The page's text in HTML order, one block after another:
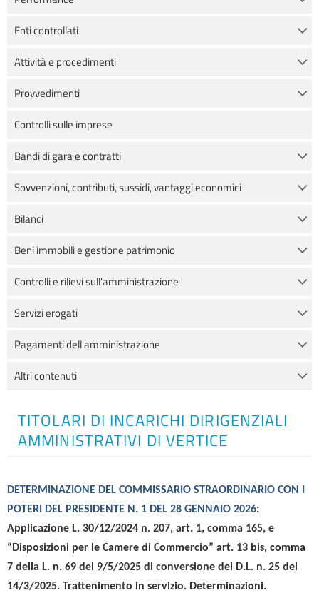
Enti controllati
Attività e procedimenti
Provvedimenti
Controlli sulle imprese
Bandi di gara e contratti
Sovvenzioni, contributi, sussidi, vantaggi economici
Bilanci
Beni immobili e gestione patrimonio
Controlli e rilievi sull'amministrazione
Servizi erogati
Pagamenti dell'amministrazione
Altri contenuti
TITOLARI DI INCARICHI DIRIGENZIALI
AMMINISTRATIVI DI VERTICE
DETERMINAZIONE DEL COMMISSARIO STRAORDINARIO CON I
POTERI DEL PRESIDENTE N. 1 DEL 28 GENNAIO 2026:
Applicazione L. 30/12/2024 n. 207, art. 1, comma 165, e
“Disposizioni per le Camere di Commercio” art. 13 bis, comma
7 della L. n. 69 del 9/5/2025 di conversione del D.L. n. 25 del
14/3/2025. Trattenimento in servizio. Determinazioni.